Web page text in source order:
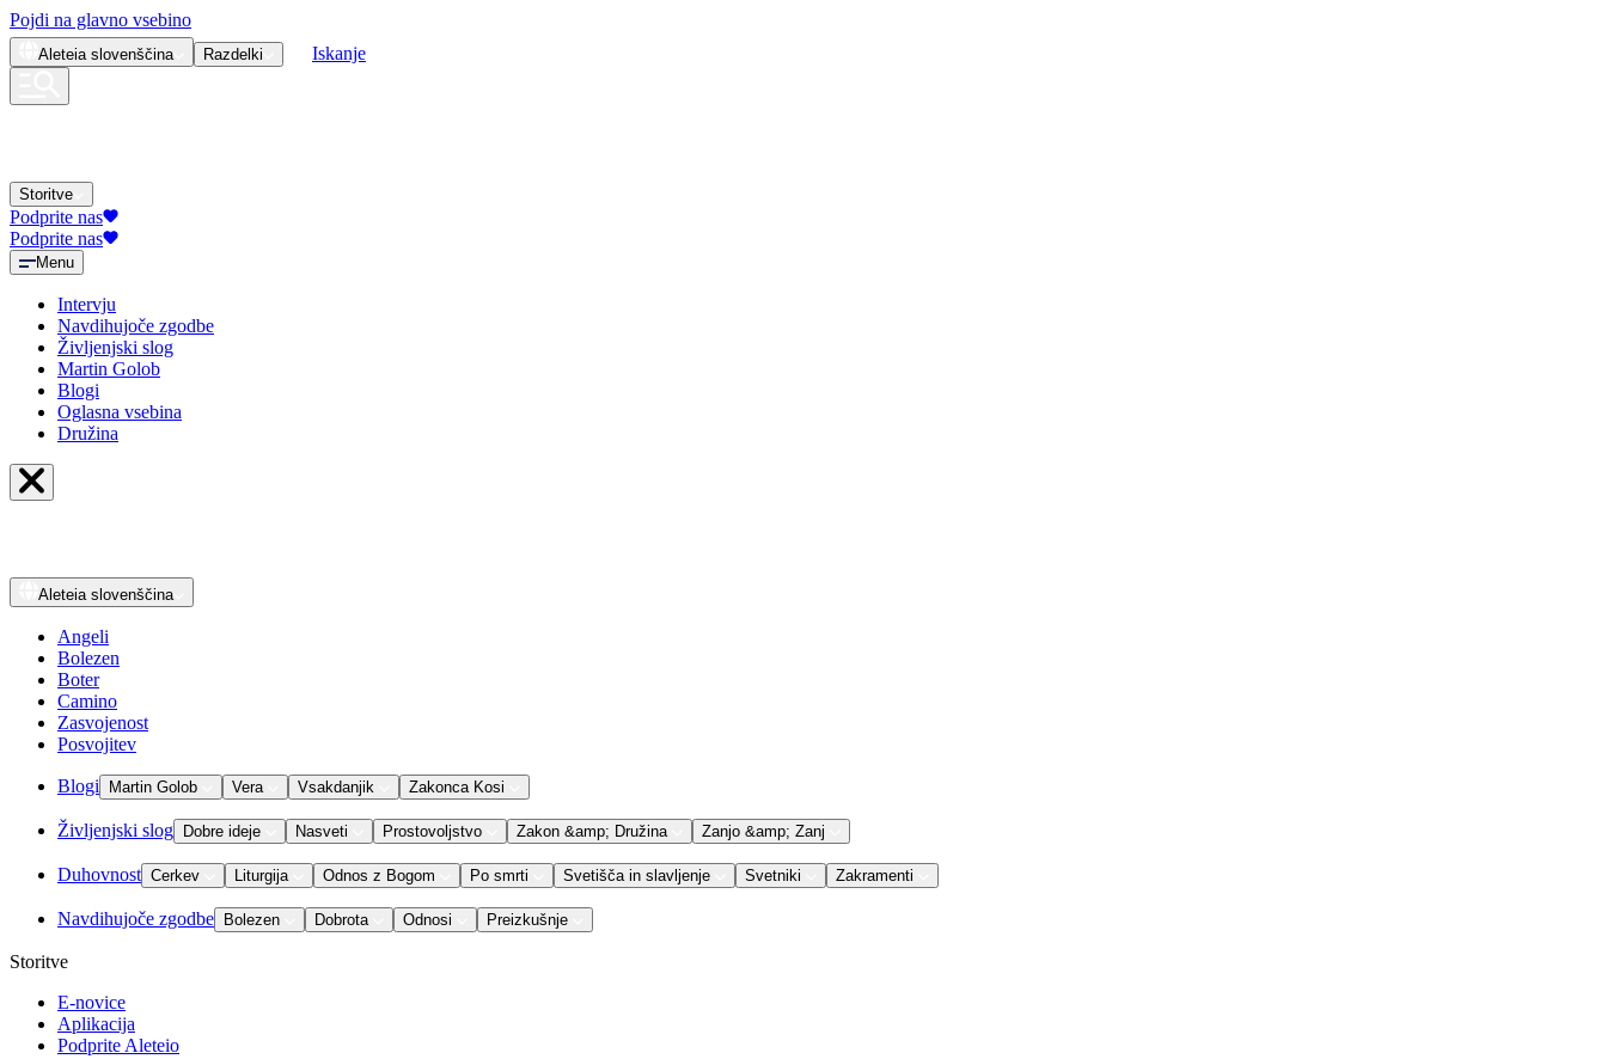
Pojdi na glavno vsebino
Aleteia slovenščina Razdelki Iskanje
Storitve
Podprite nas
Podprite nas
Menu
Intervju
Navdihujoče zgodbe
Življenjski slog
Martin Golob
Blogi
Oglasna vsebina
Družina
Aleteia slovenščina
Angeli
Bolezen
Boter
Camino
Zasvojenost
Posvojitev
Blogi Martin Golob Vera Vsakdanjik Zakonca Kosi
Življenjski slog Dobre ideje Nasveti Prostovoljstvo Zakon &amp; Družina Zanjo &amp; Zanj
Duhovnost Cerkev Liturgija Odnos z Bogom Po smrti Svetišča in slavljenje Svetniki Zakramenti
Navdihujoče zgodbe Bolezen Dobrota Odnosi Preizkušnje
Storitve
E-novice
Aplikacija
Podprite Aleteio